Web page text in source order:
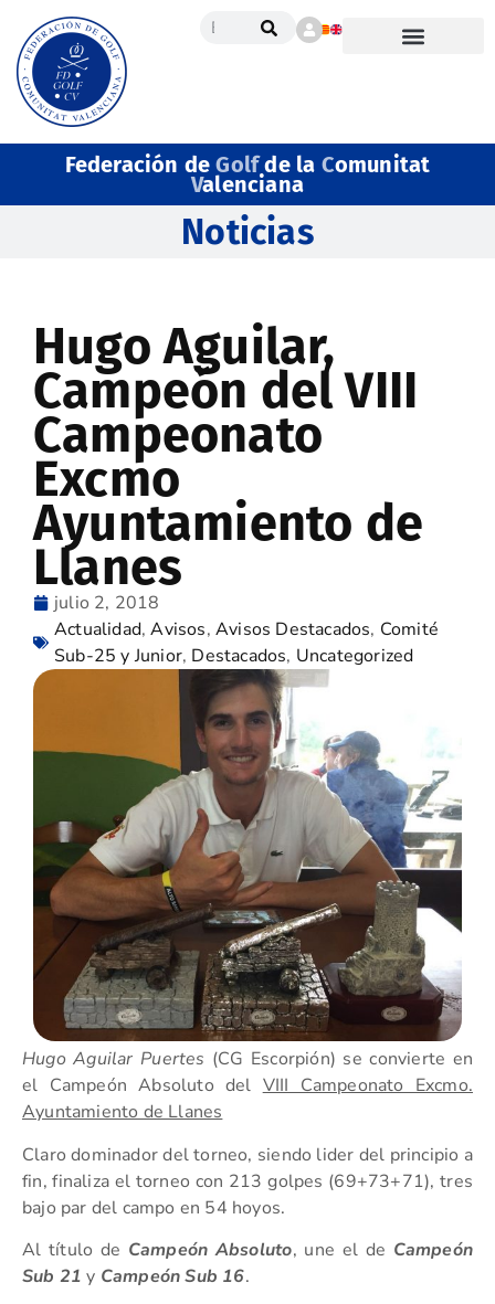
Federación deGolfde la Comunitat
Valenciana
Noticias
Hugo Aguilar,
Campeón del VIII
Campeonato
Excmo
Ayuntamiento de
Llanes
julio 2, 2018
Actualidad,Avisos,Avisos Destacados, Comité
Sub-25 y Junior, Destacados, Uncategorized
Hugo Aguilar Puertes (CG Escorpión) se convierte en
el Campeón Absoluto del VIII Campeonato Excmo.
Ayuntamiento de Llanes
Claro dominador del torneo, siendo lider del principio a
fin, finaliza el torneo con 213 golpes (69+73+71), tres
bajo par del campo en 54 hoyos.
Al título de Campeón Absoluto, une el de Campeón
Sub 21 y Campeón Sub 16.